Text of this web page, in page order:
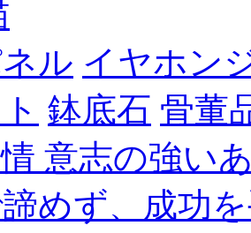
ル イヤホン
鉢底石 骨董
意志の強い
めず、成功